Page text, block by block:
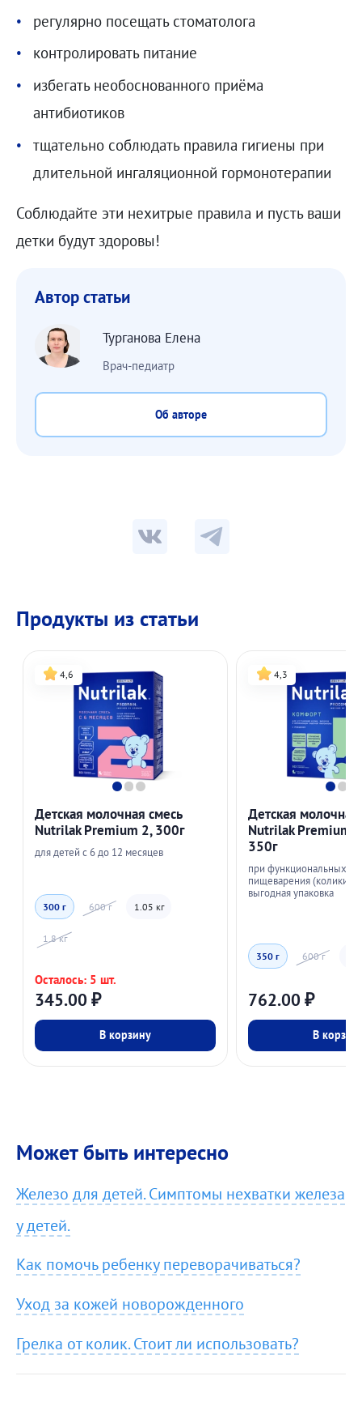
регулярно посещать стоматолога
контролировать питание
избегать необоснованного приёма
антибиотиков
тщательно соблюдать правила гигиены при
длительной ингаляционной гормонотерапии
Соблюдайте эти нехитрые правила и пусть ваши
детки будут здоровы!
Автор статьи
Турганова Елена
Врач-педиатр
Об авторе
Продукты из статьи
4,6
Детская молочная смесь
Nutrilak Premium 2, 300г
для детей с 6 до 12 месяцев
300 г 600 г 1.05 кг
1.8 кг
345.00₽
Осталось: 5 шт.
В корзину
4,3
Детская молочная
Nutrilak Premium
350г
при функциональных
пищеварения (колики,
выгодная упаковка
350 г 600 г
762.00₽
В
Может быть интересно
Железо для детей. Симптомы нехватки железа
у детей.
Как помочь ребенку переворачиваться?
Уход за кожей новорожденного
Грелка от колик. Стоит ли использовать?